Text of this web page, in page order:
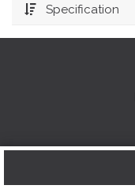
Specification